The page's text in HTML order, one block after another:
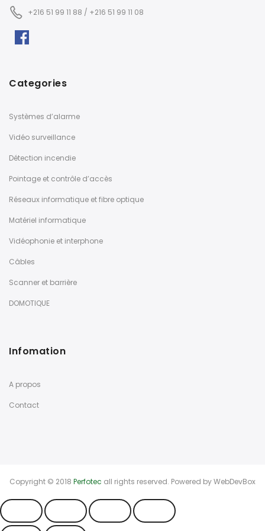
+216 51 99 11 88 / +216 51 99 11 08
Categories
Systèmes d’alarme
Vidéo surveillance
Détection incendie
Pointage et contrôle d’accès
Réseaux informatique et fibre optique
Matériel informatique
Vidéophonie et interphone
Câbles
Scanner et barrière
DOMOTIQUE
Infomation
A propos
Contact
Copyright © 2018 Perfotec all rights reserved. Powered byWebDevBox